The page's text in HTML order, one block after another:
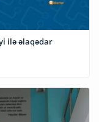
ilə əlaqədar